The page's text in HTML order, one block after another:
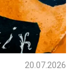
20.07.2026